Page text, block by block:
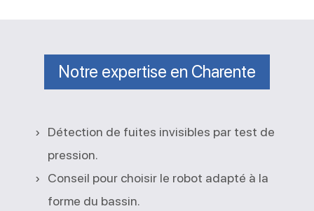
Notre expertise en Charente
Détection de fuites invisibles par test de
pression.
Conseil pour choisir le robot adapté à la
forme du bassin.